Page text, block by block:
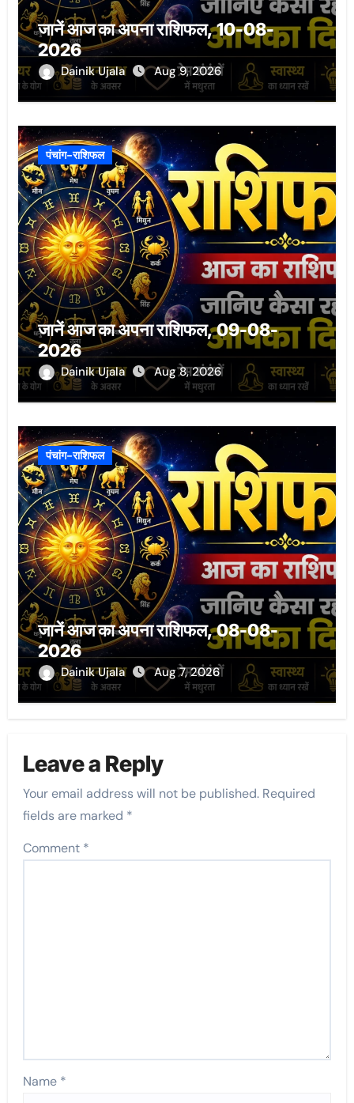
जानें आज का अपना राशिफल, 10-08-
2026
Dainik Ujala Aug 9, 2026
पंचांग-राशिफल
जानें आज का अपना राशिफल, 09-08-
2026
Dainik Ujala Aug 8, 2026
पंचांग-राशिफल
जानें आज का अपना राशिफल, 08-08-
2026
Dainik Ujala Aug 7, 2026
Leave a Reply
Your email address will not be published. Required
fields are marked *
Comment *
Name *